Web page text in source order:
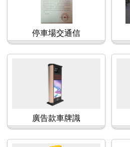
停車場交通信
廣告款車牌識